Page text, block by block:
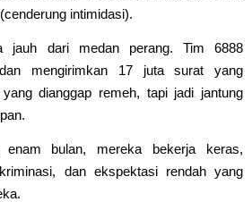
intimidasi).
jauh dari medan perang. Tim 6888
mengirimkan 17 juta surat yang
dianggap remeh, tapi jadi jantung
enam bulan, mereka bekerja keras,
dan ekspektasi rendah yang